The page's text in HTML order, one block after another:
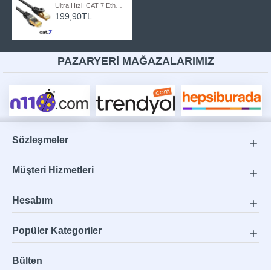
Ultra Hızlı CAT 7 Ethernet Kablosu Yüksek Hızlı Gigabit İnternet Kablosu 2 Metre
199,90TL
PAZARYERİ MAĞAZALARIMIZ
Sözleşmeler
Müşteri Hizmetleri
Hesabım
Popüler Kategoriler
Bülten